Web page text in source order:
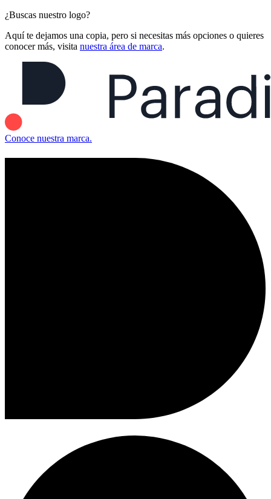
¿Buscas nuestro logo?
Aquí te dejamos una copia, pero si necesitas más opciones o quieres
conocer más, visita nuestra área de marca.
Conoce nuestra marca.